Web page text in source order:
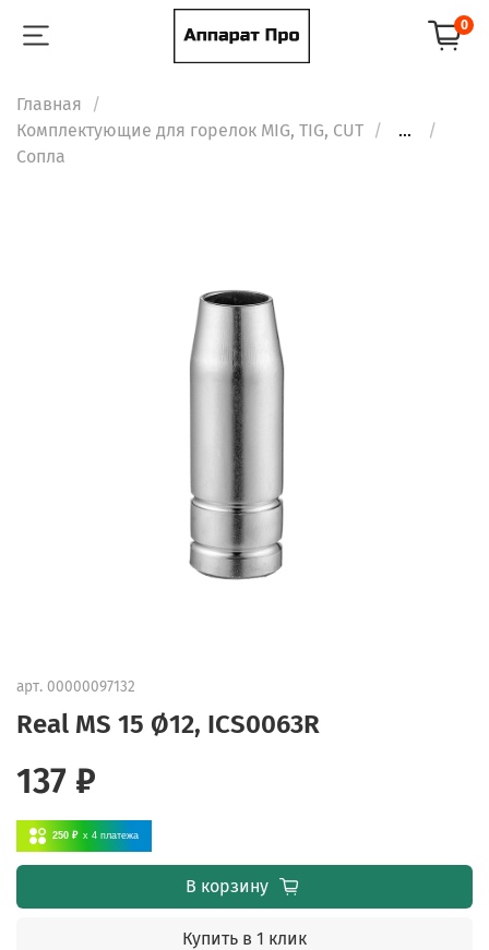
0
Главная
Комплектующие для горелок MIG, TIG, CUT
...
Сопла
арт. 00000097132
Real MS 15 Ø12, ICS0063R
137 ₽
250 ₽ x 4 платежа
В корзину
Купить в 1 клик